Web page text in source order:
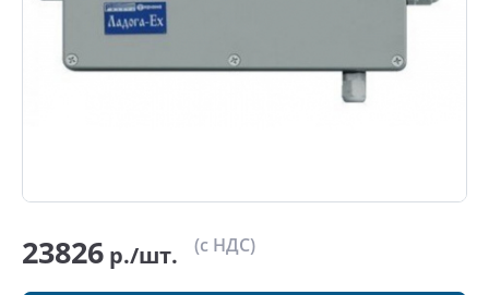
23826 р./шт. (с НДС)